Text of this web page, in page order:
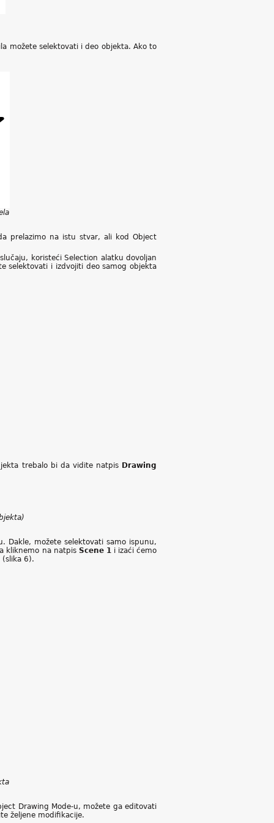
možete selektovati i deo objekta. Ako to
prelazimo na istu stvar, ali kod Object
koristeći Selection alatku dovoljan
selektovati i izdvojiti deo samog objekta
trebalo bi da vidite natpis Drawing
Dakle, možete selektovati samo ispunu,
kliknemo na natpis Scene 1i izaći ćemo
(slika 6).
Drawing Mode-u, možete ga editovati
željene modifikacije.